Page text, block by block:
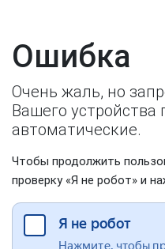
Ошибка
Очень жаль, но
Вашего устройства
автоматические.
Чтобы продолжить
проверку «Я не робот» и